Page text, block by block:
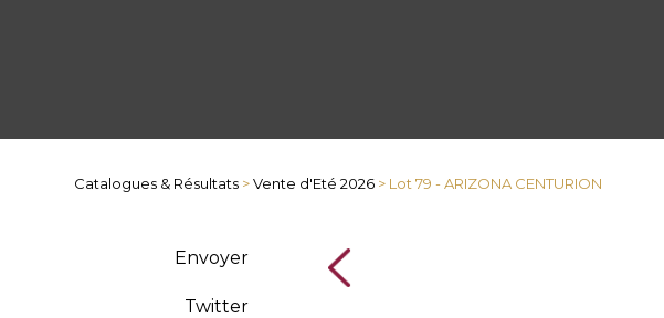
Catalogues & Résultats >Vente d'Eté 2026 > Lot 79 - ARIZONA CENTURION
Envoyer
Twitter